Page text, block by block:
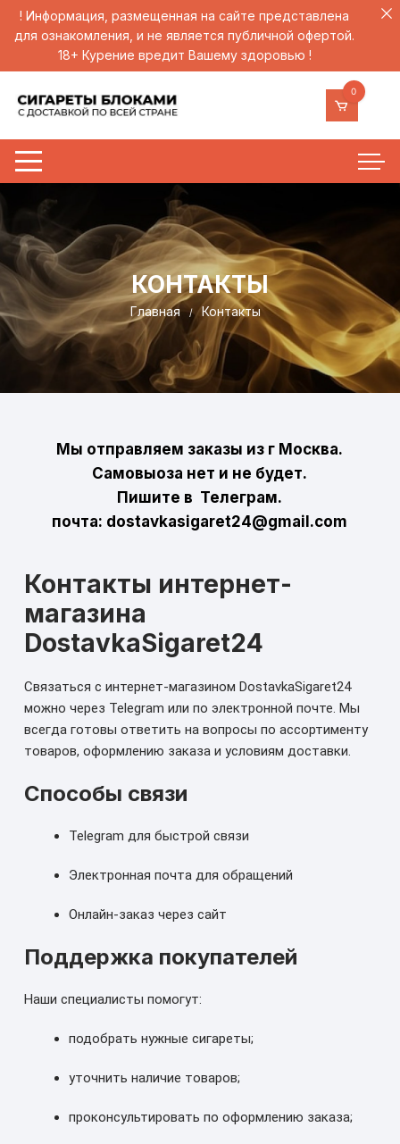
! Информация, размещенная на сайте представлена
для ознакомления, и не является публичной офертой.
18+ Курение вредит Вашему здоровью !
0
КОНТАКТЫ
Главная Контакты
Мы отправляем заказы из г Москва.
Самовыоза нет и не будет.
Пишите в Телеграм.
почта: dostavkasigaret24@gmail.com
Контакты интернет-
магазина
DostavkaSigaret24
Связаться с интернет-магазином DostavkaSigaret24
можно через Telegram или по электронной почте. Мы
всегда готовы ответить на вопросы по ассортименту
товаров, оформлению заказа и условиям доставки.
Способы связи
Telegram для быстрой связи
Электронная почта для обращений
Онлайн-заказ через сайт
Поддержка покупателей
Наши специалисты помогут:
подобрать нужные сигареты;
уточнить наличие товаров;
проконсультировать по оформлению заказа;